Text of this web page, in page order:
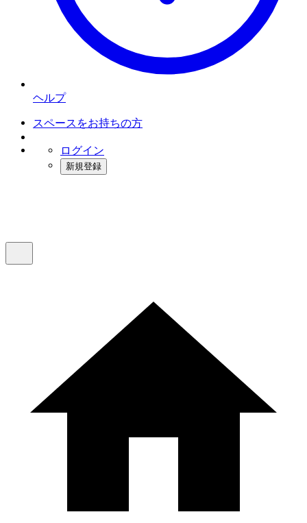
ヘルプ
スペースをお持ちの方
ログイン
新規登録